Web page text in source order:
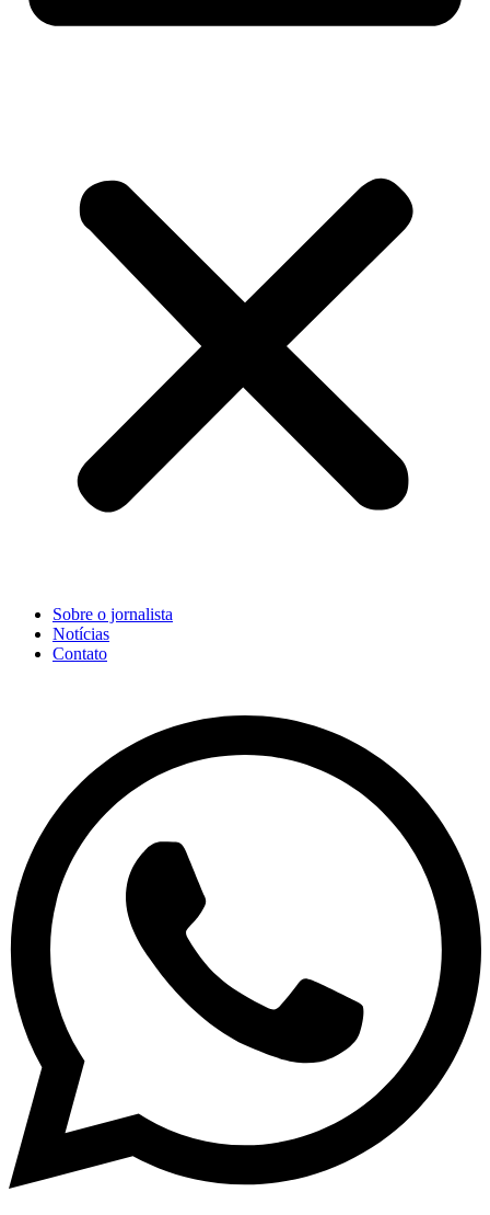
Sobre o jornalista
Notícias
Contato